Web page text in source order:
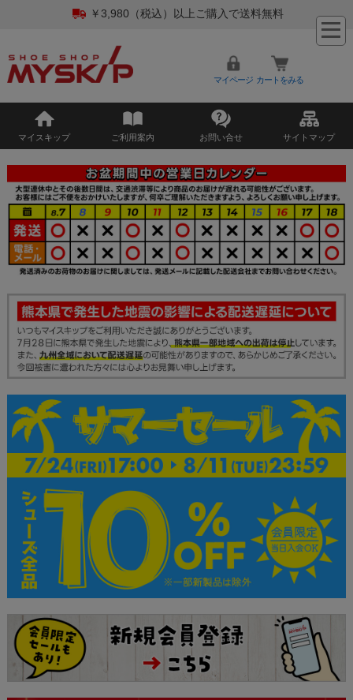
￥3,980（税込）以上ご購入で送料無料
マイページ カートをみる
マイスキップ ご利用案内 お問い合せ サイトマップ